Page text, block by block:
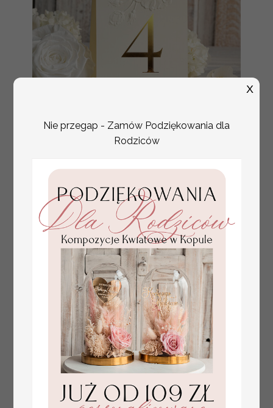
numerki na stół weselny
eleganckie numerki na
stoły weselne, tłoczone
numerki na stół weselny,
dekoracja stołów
weselnych tłoczone
kwiaty
Nie przegap - Zamów Podziękowania dla
Rodziców
X